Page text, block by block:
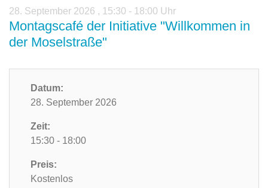
28. September 2026 , 15:30 - 18:00 Uhr
Montagscafé der Initiative "Willkommen in
der Moselstraße"
Datum:
28. September 2026
Zeit:
15:30 - 18:00
Preis:
Kostenlos